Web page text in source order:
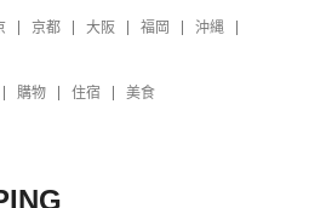
京都 大阪 福岡 沖縄
購物 住宿 美食